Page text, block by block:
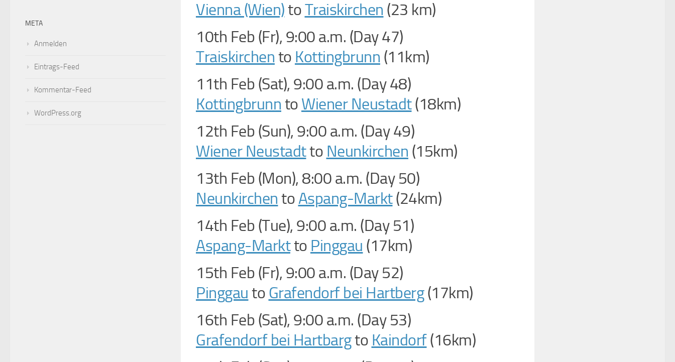
Vienna (Wien)toTraiskirchen (23 km)
10th Feb (Fr), 9:00 a.m. (Day 47)
Traiskirchen to Kottingbrunn (11km)
11th Feb (Sat), 9:00 a.m. (Day 48)
Kottingbrunn to Wiener Neustadt(18km)
12th Feb (Sun), 9:00 a.m. (Day 49)
Wiener Neustadtto Neunkirchen (15km)
13th Feb (Mon), 8:00 a.m. (Day 50)
Neunkirchen to Aspang-Markt(24km)
14th Feb (Tue), 9:00 a.m. (Day 51)
Aspang-Marktto Pinggau (17km)
15th Feb (Fr), 9:00 a.m. (Day 52)
Pinggau to Grafendorf bei Hartberg(17km)
16th Feb (Sat), 9:00 a.m. (Day 53)
Grafendorf bei Hartbargto Kaindorf(16km)
META
Anmelden
Eintrags-Feed
Kommentar-Feed
WordPress.org